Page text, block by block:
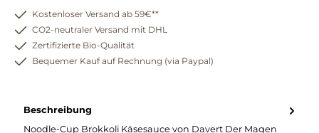
Kostenloser Versand ab 59€**
CO2-neutraler Versand mit DHL
Zertifizierte Bio-Qualität
Bequemer Kauf auf Rechnung (via Paypal)
Beschreibung
Noodle-Cup Brokkoli Käsesauce von Davert Der Magen